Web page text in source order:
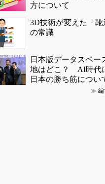
方について
3D技術が変えた「靴
の常識
日本版データスペー
地はどこ？ AI時代
日本の勝ち筋につい
≫